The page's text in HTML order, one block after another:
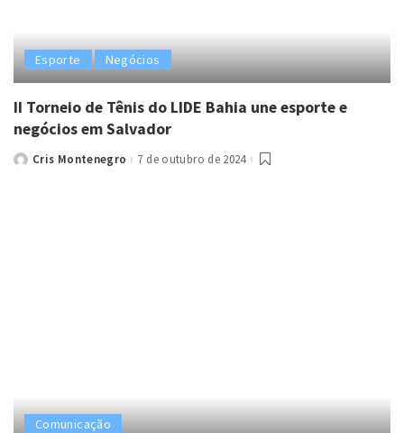
Esporte Negócios
II Torneio de Tênis do LIDE Bahia une esporte e
negócios em Salvador
PostedCris Montenegro 7 de outubro de 2024
Comunicação